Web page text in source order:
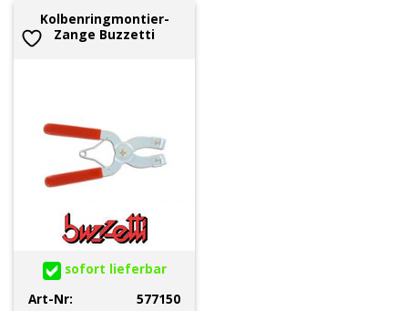
Kolbenringmontier-
Zange Buzzetti
sofort lieferbar
Art-Nr:
577150